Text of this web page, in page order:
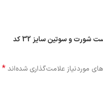
اولین کسی باشید که دیدگاهی می نویسد “ست شورت و سوتین سایز 32 کد
موردنیاز علامت‌گذاری شده‌اند*